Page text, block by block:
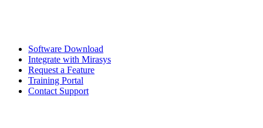
Software Download
Integrate with Mirasys
Request a Feature
Training Portal
Contact Support